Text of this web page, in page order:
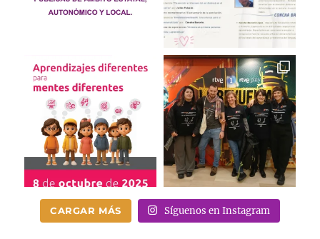
CARGAR MÁS Síguenos en Instagram